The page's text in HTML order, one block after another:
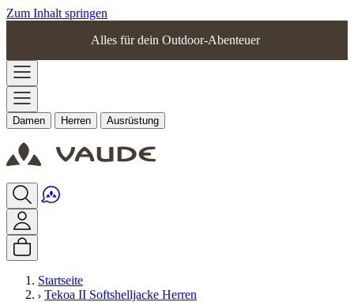
Zum Inhalt springen
Alles für dein Outdoor-Abenteuer
Damen Herren Ausrüstung
Startseite
Tekoa II Softshelljacke Herren